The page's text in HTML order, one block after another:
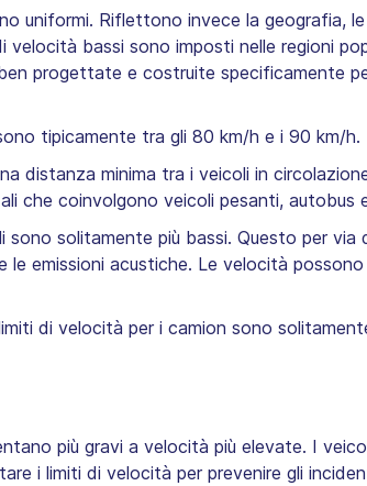
uniformi. Riflettono invece la geografia,
bassi sono imposti nelle regioni
progettate e costruite specificamente
tipicamente tra gli 80 km/h e i 90 km/h.
distanza minima tra i veicoli in
che coinvolgono veicoli pesanti, autobus
sono solitamente più bassi. Questo per via
emissioni acustiche. Le velocità
di velocità per i camion sono
più gravi a velocità più elevate. I
i limiti di velocità per prevenire gli